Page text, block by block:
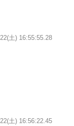
土) 16:55:55.28
土) 16:56:22.45